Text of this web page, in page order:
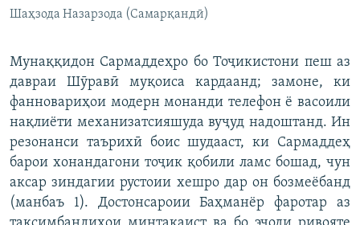
Шаҳзода Назарзода (Самарқандӣ)
Мунаққидон Сармаддеҳро бо Тоҷикистони пеш аз
давраи Шӯравӣ муқоиса кардаанд; замоне, ки
фанновариҳои модерн монанди телефон ё васоили
нақлиёти механизатсияшуда вуҷуд надоштанд. Ин
резонанси таърихӣ боис шудааст, ки Сармаддеҳ
барои хонандагони тоҷик қобили ламс бошад, чун
аксар зиндагии рустоии хешро дар он бозмеёбанд
(манбаъ 1). Достонсароии Баҳманёр фаротар аз